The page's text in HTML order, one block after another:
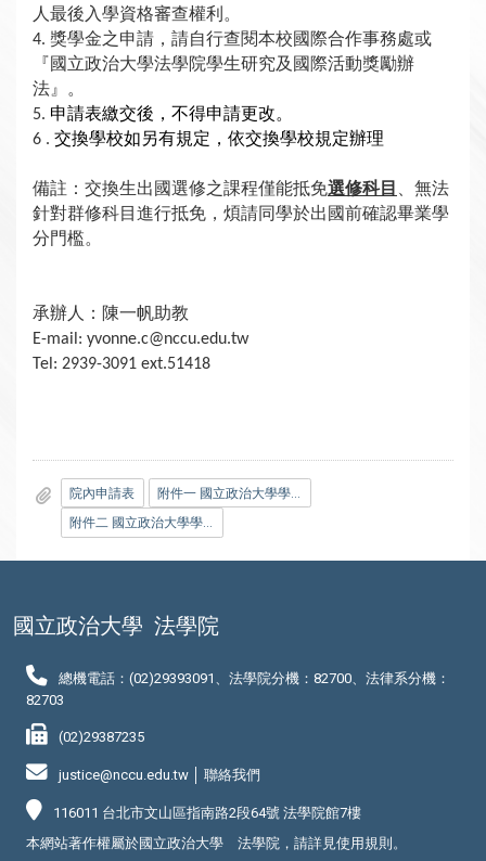
人最後入學資格審查權利。
4. 獎學金之申請，請自行查閱本校國際合作事務處或
『國立政治大學法學院學生研究及國際活動獎勵辦
法』。
5. 申請表繳交後，不得申請更改。
6 . 交換學校如另有規定，依交換學校規定辦理
備註：交換生出國選修之課程僅能抵免選修科目
、無法
針對群修科目進行抵免，煩請同學於出國前確認畢業學
分門檻。
承辦人：陳一帆助教
E-mail: yvonne.c@nccu.edu.tw
Tel: 2939-3091 ext.51418
院內申請表
附件二 國立政治大學學生抵免學分辦法
國立政治大學 法學院
總機電話：(02)29393091、法學院分機：82700、法律系分機：
82703
(02)29387235
justice@nccu.edu.tw │聯絡我們
116011 台北市文山區指南路2段64號 法學院館7樓
本網站著作權屬於國立政治大學 法學院，請詳見使用規則 。